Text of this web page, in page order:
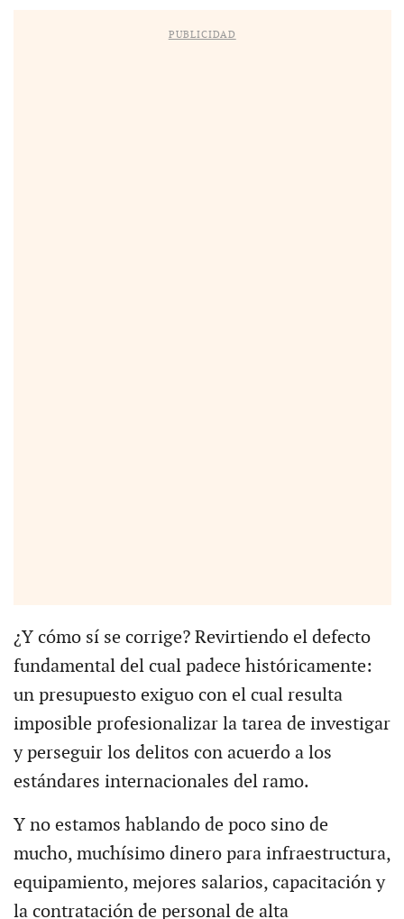
PUBLICIDAD
¿Y cómo sí se corrige? Revirtiendo el defecto
fundamental del cual padece históricamente:
un presupuesto exiguo con el cual resulta
imposible profesionalizar la tarea de investigar
y perseguir los delitos con acuerdo a los
estándares internacionales del ramo.
Y no estamos hablando de poco sino de
mucho, muchísimo dinero para infraestructura,
equipamiento, mejores salarios, capacitación y
la contratación de personal de alta